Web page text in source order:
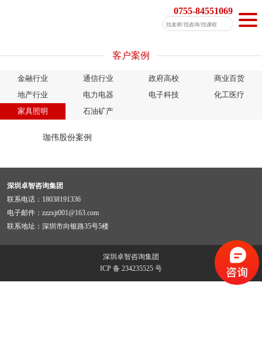
0755-84551069
客户案例
金融行业 通信行业 政府高校
商业百货
地产行业
电力电器 电子科技
化工医疗
家具照明
石油矿产
珈伟股份案例
深圳卓智咨询集团
联系电话：18038191336
电子邮件：zzzxjt001@163.com
联系地址：深圳市向银路35号5楼
深圳卓智咨询集团
ICP 备 234235525 号